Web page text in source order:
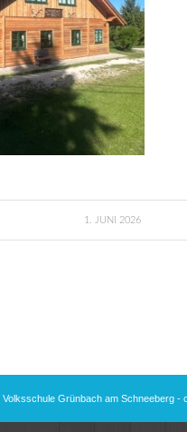
1. JUNI 2026
Grünbach am Schneeberg -